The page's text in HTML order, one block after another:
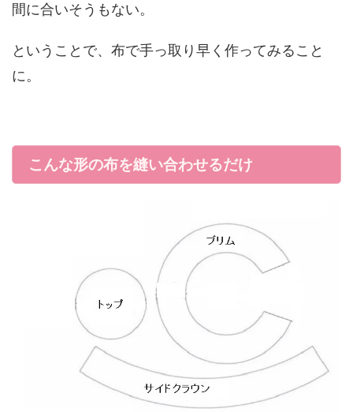
間に合いそうもない。
ということで、布で手っ取り早く作ってみること
に。
こんな形の布を縫い合わせるだけ